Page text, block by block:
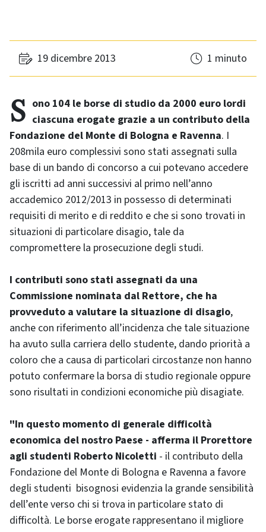
19 dicembre 2013 1 minuto
Sono 104 le borse di studio da 2000 euro lordi ciascuna erogate grazie a un contributo della
Fondazione del Monte di Bologna e Ravenna. I
208mila euro complessivi sono stati assegnati sulla
base di un bando di concorso a cui potevano accedere
gli iscritti ad anni successivi al primo nell’anno
accademico 2012/2013 in possesso di determinati
requisiti di merito e di reddito e che si sono trovati in
situazioni di particolare disagio, tale da
compromettere la prosecuzione degli studi.
I contributi sono stati assegnati da una
Commissione nominata dal Rettore, che ha
provveduto a valutare la situazione di disagio,
anche con riferimento all’incidenza che tale situazione
ha avuto sulla carriera dello studente, dando priorità a
coloro che a causa di particolari circostanze non hanno
potuto confermare la borsa di studio regionale oppure
sono risultati in condizioni economiche più disagiate.
"In questo momento di generale difficoltà
economica del nostro Paese - afferma il Prorettore
agli studenti Roberto Nicoletti - il contributo della
Fondazione del Monte di Bologna e Ravenna a favore
degli studenti bisognosi evidenzia la grande sensibilità
dell’ente verso chi si trova in particolare stato di
difficoltà. Le borse erogate rappresentano il migliore